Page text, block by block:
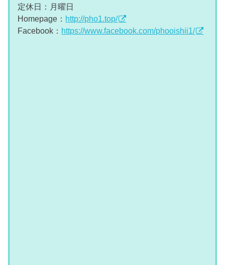
定休日：月曜日
Homepage： http://pho1.top/
Facebook： https://www.facebook.com/phooishii1/